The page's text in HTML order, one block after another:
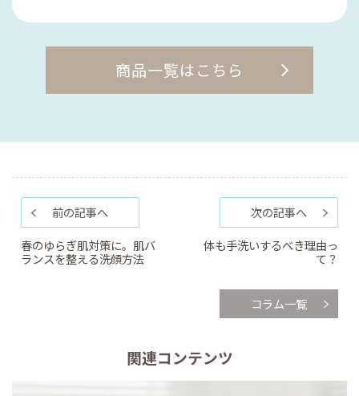
商品一覧はこちら
前の記事へ
春のゆらぎ肌対策に。肌バ
ランスを整える洗顔方法
次の記事へ
体も手洗いするべき理由っ
て？
コラム一覧
関連コンテンツ